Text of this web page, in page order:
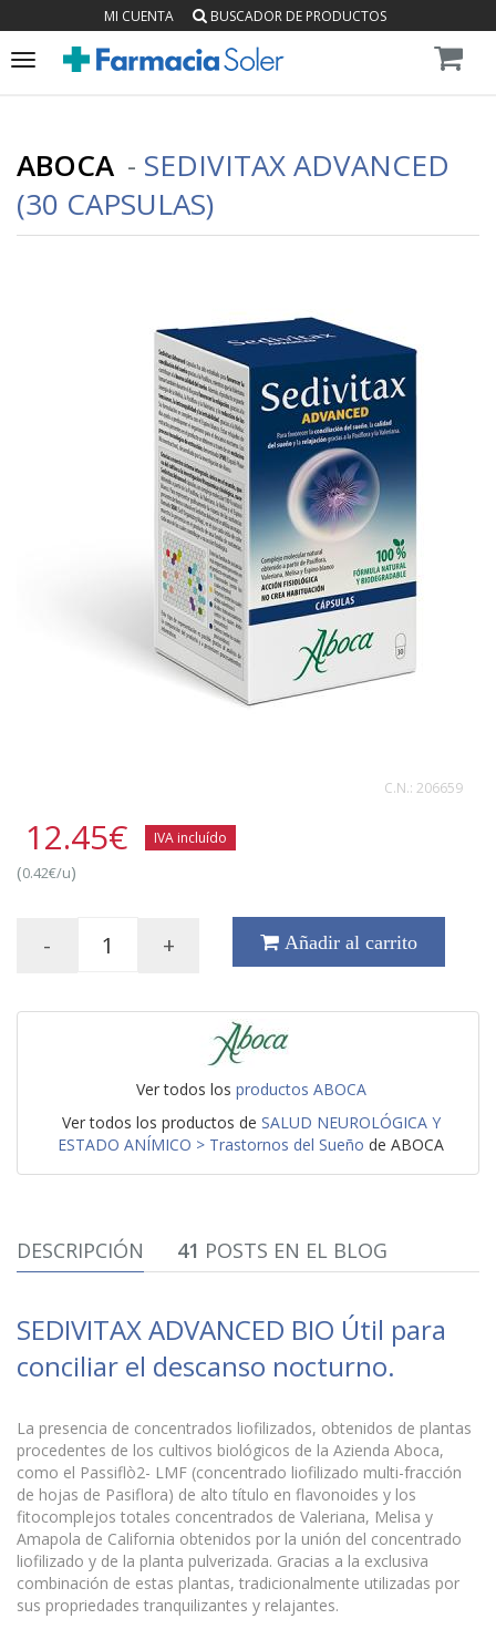
MI CUENTA BUSCADOR DE PRODUCTOS
Toggle
ABOCA - SEDIVITAX ADVANCED
(30 CAPSULAS)
C.N.: 206659
12.45€ IVA incluído
(0.42€/u)
- + Añadir al carrito
Ver todos los productos ABOCA
Ver todos los productos de SALUD NEUROLÓGICA Y
ESTADO ANÍMICO > Trastornos del Sueño de ABOCA
DESCRIPCIÓN 41 POSTS EN EL BLOG
SEDIVITAX ADVANCED BIO Útil para
conciliar el descanso nocturno.
La presencia de concentrados liofilizados, obtenidos de plantas
procedentes de los cultivos biológicos de la Azienda Aboca,
como el Passiflò2- LMF (concentrado liofilizado multi-fracción
de hojas de Pasiflora) de alto título en flavonoides y los
fitocomplejos totales concentrados de Valeriana, Melisa y
Amapola de California obtenidos por la unión del concentrado
liofilizado y de la planta pulverizada. Gracias a la exclusiva
combinación de estas plantas, tradicionalmente utilizadas por
sus propriedades tranquilizantes y relajantes.